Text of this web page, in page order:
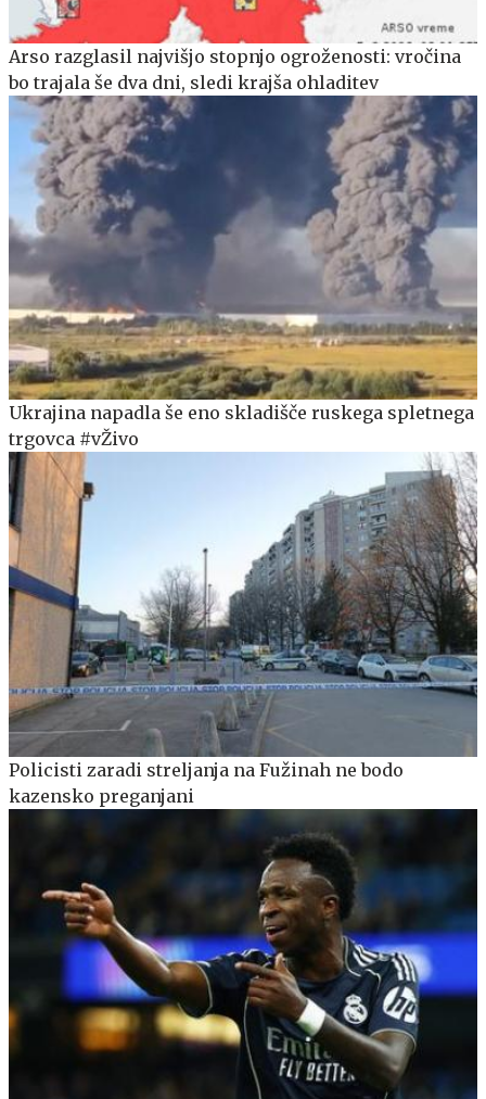
Arso razglasil najvišjo stopnjo ogroženosti: vročina
bo trajala še dva dni, sledi krajša ohladitev
Ukrajina napadla še eno skladišče ruskega spletnega
trgovca #vŽivo
Policisti zaradi streljanja na Fužinah ne bodo
kazensko preganjani